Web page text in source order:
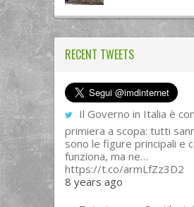
RECENT TWEETS
Il Governo in Italia è
primiera a scopa: tutti
sono le figure principali e
funziona, ma ne…
https://t.co/armLfZz3D2
8 years ago